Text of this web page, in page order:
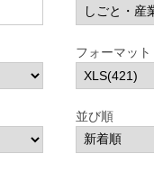
フォーマット
並び順